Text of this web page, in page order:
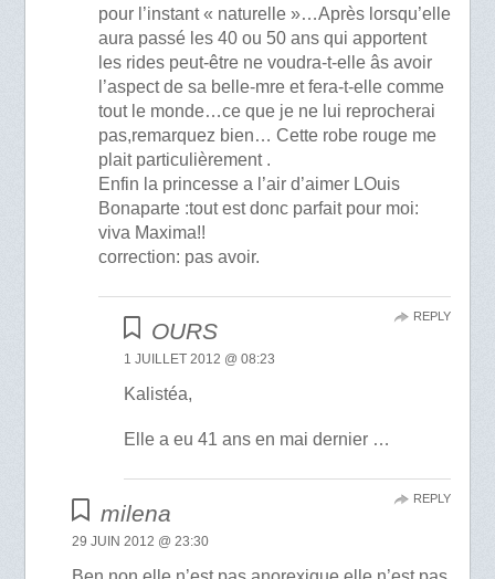
pour l’instant « naturelle »…Après lorsqu’elle
aura passé les 40 ou 50 ans qui apportent
les rides peut-être ne voudra-t-elle âs avoir
l’aspect de sa belle-mre et fera-t-elle comme
tout le monde…ce que je ne lui reprocherai
pas,remarquez bien… Cette robe rouge me
plait particulièrement .
Enfin la princesse a l’air d’aimer LOuis
Bonaparte :tout est donc parfait pour moi:
viva Maxima!!
correction: pas avoir.
OURS
1 JUILLET 2012 @ 08:23
Kalistéa,
Elle a eu 41 ans en mai dernier …
REPLY
milena
29 JUIN 2012 @ 23:30
REPLY